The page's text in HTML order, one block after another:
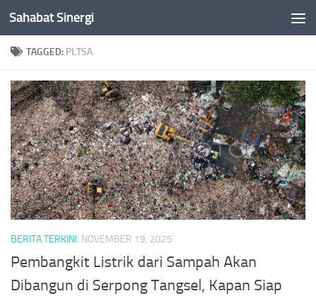
Skip to content
Sahabat Sinergi
TAGGED: PLTSA
BERITA TERKINI NOVEMBER 19, 2025
Pembangkit Listrik dari Sampah Akan
Dibangun di Serpong Tangsel, Kapan Siap